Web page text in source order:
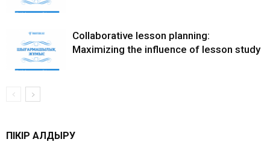
Collaborative lesson planning:
Maximizing the influence of lesson study
ПІКІР ҚАЛДЫРУ